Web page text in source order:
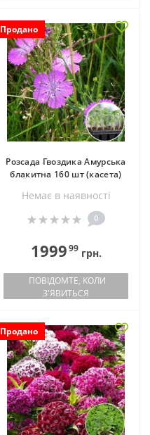
Продано
Розсада Гвоздика Амурська
блакитна 160 шт (касета)
Немає в наявностi
0
199999грн.
ПОВІДОМТЕ, КОЛИ
З'ЯВИТЬСЯ
Продано